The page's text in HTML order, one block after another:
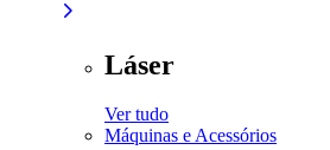
Láser
Ver tudo
Máquinas e Acessórios